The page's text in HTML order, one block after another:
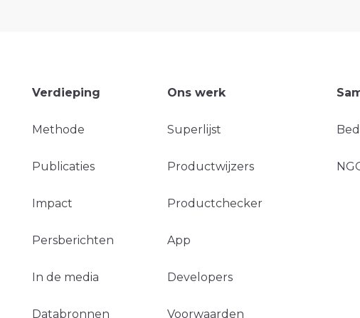
Verdieping
Methode
Publicaties
Impact
Persberichten
In de media
Databronnen
Ons werk
Superlijst
Productwijzers
Productchecker
App
Developers
Voorwaarden